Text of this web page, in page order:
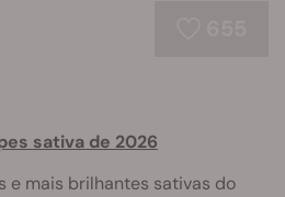
sativa de 2026
e mais brilhantes sativas do